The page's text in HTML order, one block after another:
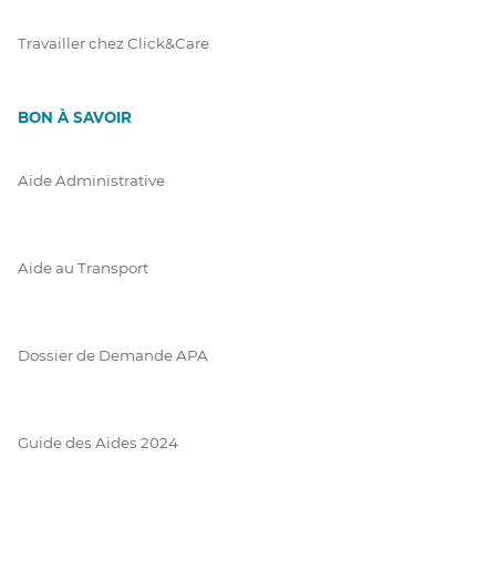
Travailler chez Click&Care
BON À SAVOIR
Aide Administrative
Aide au Transport
Dossier de Demande APA
Guide des Aides 2024